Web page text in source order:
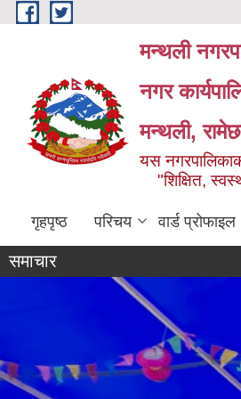
Skip to main content
मन्थली
नगर
मन्थली,
यस
"शिक्षित,
गृहपृष्ठ परिचय वार्ड प्रोफाइल
समाचार